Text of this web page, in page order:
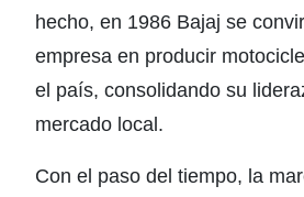
hecho, en 1986 Bajaj se
empresa en producir
el país, consolidando su
mercado local.
Con el paso del tiempo, la